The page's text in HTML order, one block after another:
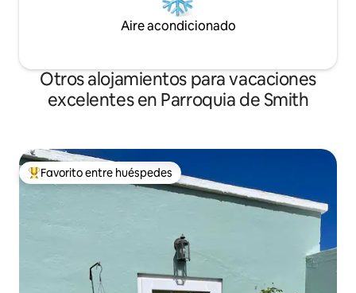
Aire acondicionado
Otros alojamientos para vacaciones
excelentes en Parroquia de Smith
Favorito entre los huéspedes más destacados
Favorito entre huéspedes